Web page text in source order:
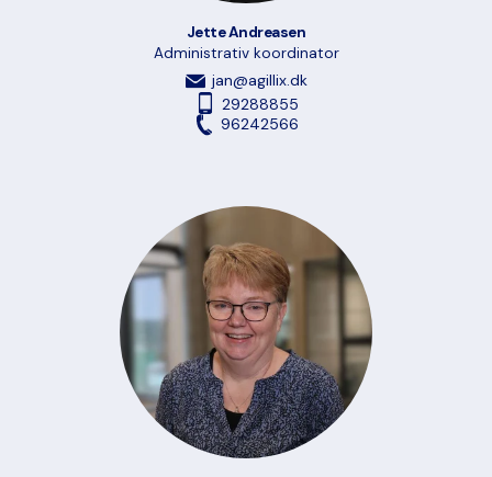
Jette Andreasen
Administrativ koordinator
jan@agillix.dk
29288855
96242566